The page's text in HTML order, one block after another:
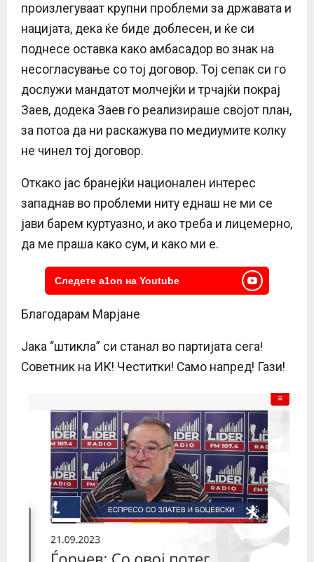
произлегуваат крупни проблеми за државата и
нацијата, дека ќе биде доблесен, и ќе си
поднесе оставка како амбасадор во знак на
несогласување со тој договор. Тој сепак си го
дослужи мандатот молчејќи и трчајќи покрај
Заев, додека Заев го реализираше својот план,
за потоа да ни раскажува по медиумите колку
не чинел тој договор.
Откако јас бранејќи национален интерес
западнав во проблеми ниту еднаш не ми се
јави барем куртуазно, и ако треба и лицемерно,
да ме праша како сум, и како ми е.
Следете a1on на Youtube
Благодарам Марјане
Јака “штикла” си станал во партијата сега!
Советник на ИК! Честитки! Само напред! Гази!